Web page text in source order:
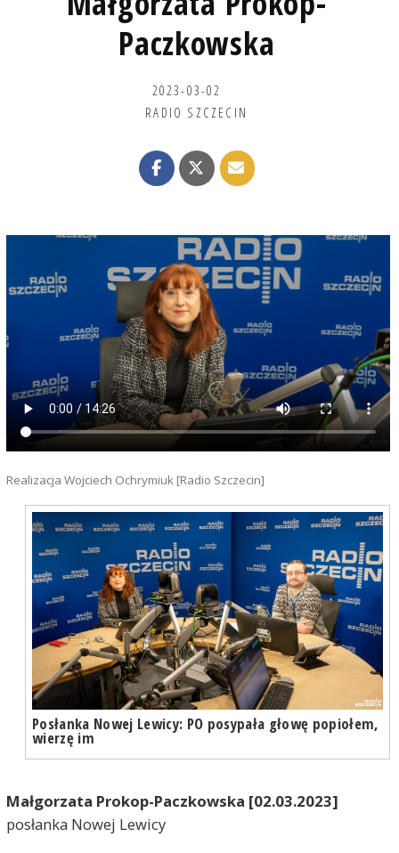
Paczkowska
2023-03-02
RADIO SZCZECIN
Realizacja Wojciech Ochrymiuk [Radio Szczecin]
Posłanka Nowej Lewicy: PO posypała głowę popiołem,
wierzę im
Małgorzata Prokop-Paczkowska [02.03.2023]
posłanka Nowej Lewicy